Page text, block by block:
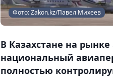
Фото: Zakon.kz/Павел Михеев
В Казахстане на
национальный
полностью